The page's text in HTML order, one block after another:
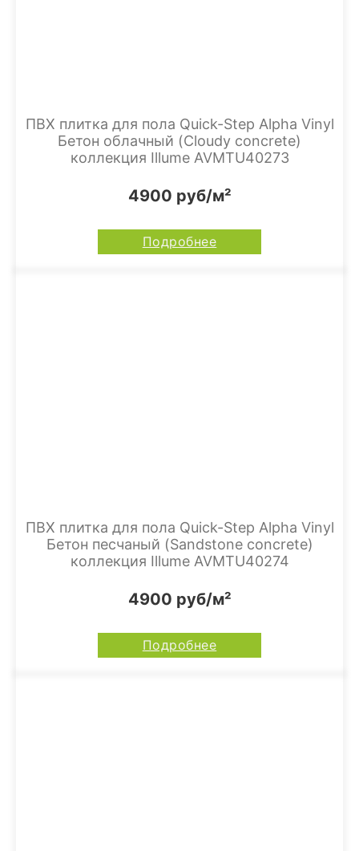
ПВХ плитка для пола Quick-Step Alpha Vinyl
Бетон облачный (Cloudy concrete)
коллекция Illume AVMTU40273
4900 руб/м²
Подробнее
ПВХ плитка для пола Quick-Step Alpha Vinyl
Бетон песчаный (Sandstone concrete)
коллекция Illume AVMTU40274
4900 руб/м²
Подробнее